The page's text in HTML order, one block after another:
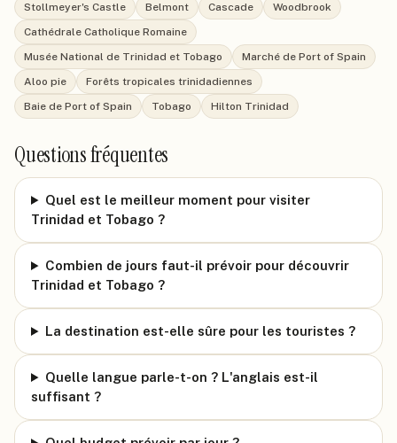
Stollmeyer's Castle
Belmont Cascade
Woodbrook
Cathédrale Catholique Romaine
Musée National de Trinidad et Tobago
Marché de Port of Spain
Aloo pie
Forêts tropicales trinidadiennes
Baie de Port of Spain
Tobago Hilton Trinidad
Questions fréquentes
Quel est le meilleur moment pour visiter
Trinidad et Tobago ?
Combien de jours faut-il prévoir pour découvrir
Trinidad et Tobago ?
La destination est-elle sûre pour les touristes ?
Quelle langue parle-t-on ? L'anglais est-il
suffisant ?